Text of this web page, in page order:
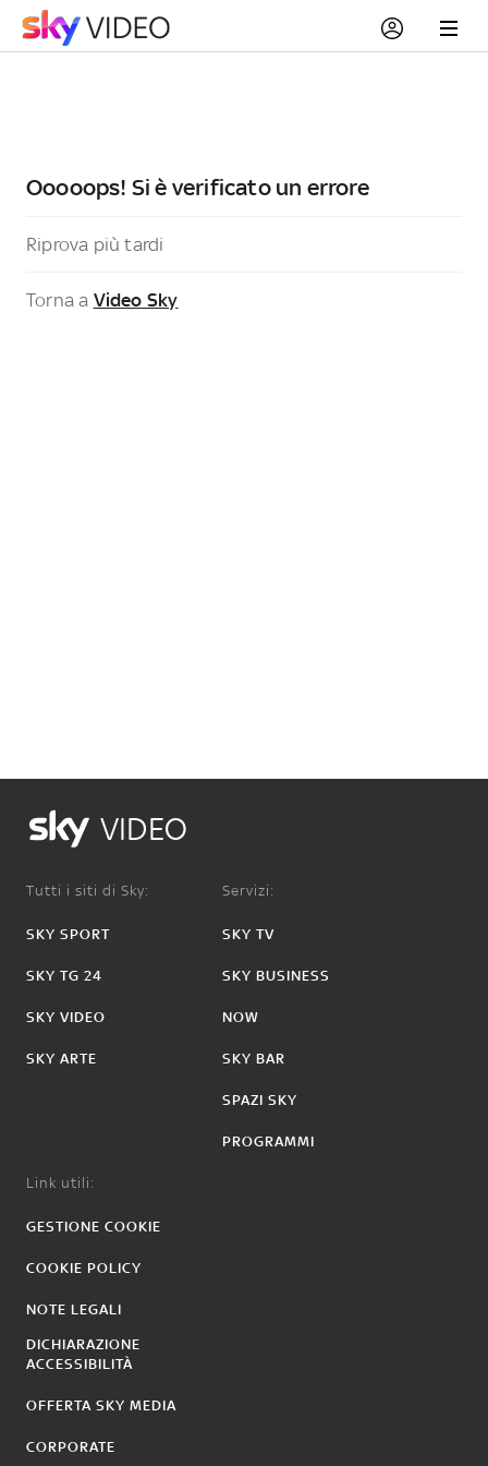
Ooooops! Si è verificato un errore
Riprova più tardi
Torna a Video Sky
VIDEO
Tutti i siti di Sky:
SKY SPORT
SKY TG 24
SKY VIDEO
SKY ARTE
Servizi:
SKY TV
SKY BUSINESS
NOW
SKY BAR
SPAZI SKY
PROGRAMMI
Link utili:
GESTIONE COOKIE
COOKIE POLICY
NOTE LEGALI
DICHIARAZIONE
ACCESSIBILITÀ
OFFERTA SKY MEDIA
CORPORATE